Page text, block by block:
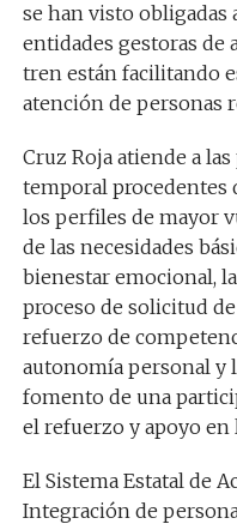
se han visto obligadas
entidades gestoras de
tren están facilitando
atención de personas
Cruz Roja atiende a
temporal procedentes
los perfiles de mayor
de las necesidades
bienestar emocional,
proceso de solicitud
refuerzo de
autonomía personal y
fomento de una
el refuerzo y apoyo en
El Sistema Estatal de
Integración de